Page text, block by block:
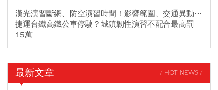
漢光演習斷網、防空演習時間！影響範圍、交通異動…
捷運台鐵高鐵公車停駛？城鎮韌性演習不配合最高罰
15萬
最新文章 / HOT NEWS /